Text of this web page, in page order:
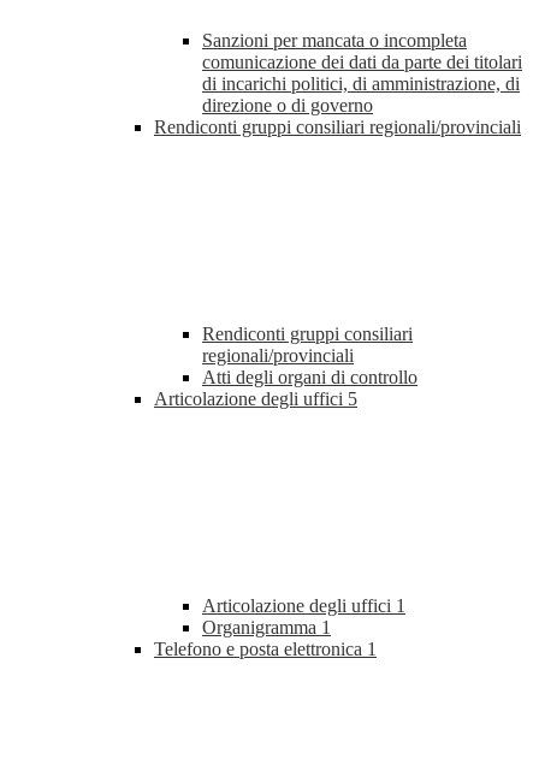
Sanzioni per mancata o incompleta
comunicazione dei dati da parte dei titolari
di incarichi politici, di amministrazione, di
direzione o di governo
Rendiconti gruppi consiliari regionali/provinciali
Rendiconti gruppi consiliari
regionali/provinciali
Atti degli organi di controllo
Articolazione degli uffici 5
Articolazione degli uffici 1
Organigramma 1
Telefono e posta elettronica 1